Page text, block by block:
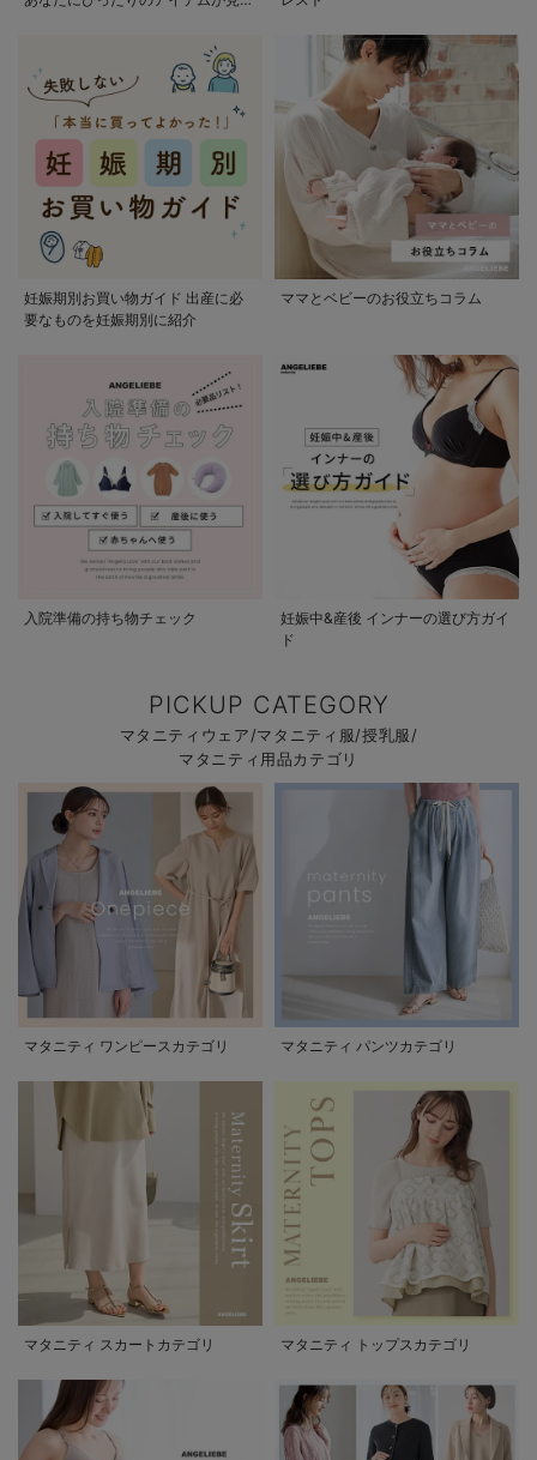
妊娠期別お買い物ガイド 出産に必
要なものを妊娠期別に紹介
ママとベビーのお役立ちコラム
入院準備の持ち物チェック
妊娠中&産後 インナーの選び方ガイ
ド
PICKUP CATEGORY
マタニティウェア/マタニティ服/授乳服/
マタニティ用品カテゴリ
マタニティ ワンピースカテゴリ マタニティ パンツカテゴリ
マタニティ スカートカテゴリ マタニティ トップスカテゴリ